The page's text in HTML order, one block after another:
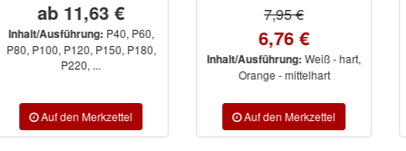
7,95 €
6,76 €
Inhalt/Ausführung: Weiß - hart,
Orange - mittelhart
0,60 €
0,48 €
Inhalt/Ausführung:P240, P500